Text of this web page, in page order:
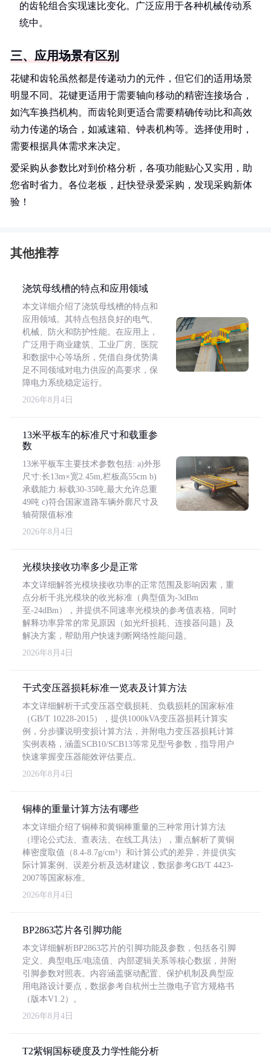
的齿轮组合实现速比变化。广泛应用于各种机械传动系
统中。
三、应用场景有区别
花键和齿轮虽然都是传递动力的元件，但它们的适用场景
明显不同。花键更适用于需要轴向移动的精密连接场合，
如汽车换挡机构。而齿轮则更适合需要精确传动比和高效
动力传递的场合，如减速箱、钟表机构等。选择使用时，
需要根据具体需求来决定。
爱采购从参数比对到价格分析，各项功能贴心又实用，助
您省时省力。各位老板，赶快登录爱采购，发现采购新体
验！
其他推荐
浇筑母线槽的特点和应用领域
本文详细介绍了浇筑母线槽的特点和
应用领域。其特点包括良好的电气、
机械、防火和防护性能。在应用上，
广泛用于商业建筑、工业厂房、医院
和数据中心等场所，凭借自身优势满
足不同领域对电力供应的高要求，保
障电力系统稳定运行。
2026年8月4日
13米平板车的标准尺寸和载重参
数
13米平板车主要技术参数包括: a)外形
尺寸:长13m×宽2.45m,栏板高55cm b)
承载能力:标载30-35吨,最大允许总重
49吨 c)符合国家道路车辆外廓尺寸及
轴荷限值标准
2026年8月4日
光模块接收功率多少是正常
本文详细解答光模块接收功率的正常范围及影响因素，重
点分析千兆光模块的收光标准（典型值为-3dBm
至-24dBm），并提供不同速率光模块的参考值表格。同时
解释功率异常的常见原因（如光纤损耗、连接器问题）及
解决方案，帮助用户快速判断网络性能问题。
2026年8月4日
干式变压器损耗标准一览表及计算方法
本文详细解析干式变压器空载损耗、负载损耗的国家标准
（GB/T 10228-2015），提供1000kVA变压器损耗计算实
例，分步骤说明变损计算方法，并附电力变压器损耗计算
实例表格，涵盖SCB10/SCB13等常见型号参数，指导用户
快速掌握变压器能效评估要点。
2026年8月4日
铜棒的重量计算方法有哪些
本文详细介绍了铜棒和黄铜棒重量的三种常用计算方法
（理论公式法、查表法、在线工具法），重点解析了黄铜
棒密度取值（8.4-8.7g/cm³）和计算公式的差异，并提供实
际计算案例、误差分析及选材建议，数据参考GB/T 4423-
2007等国家标准。
2026年8月4日
BP2863芯片各引脚功能
本文详细解析BP2863芯片的引脚功能及参数，包括各引脚
定义、典型电压/电流值、内部逻辑关系等核心数据，并附
引脚参数对照表。内容涵盖驱动配置、保护机制及典型应
用电路设计要点，数据参考自杭州士兰微电子官方规格书
（版本V1.2）。
2026年8月4日
T2紫铜国标硬度及力学性能分析